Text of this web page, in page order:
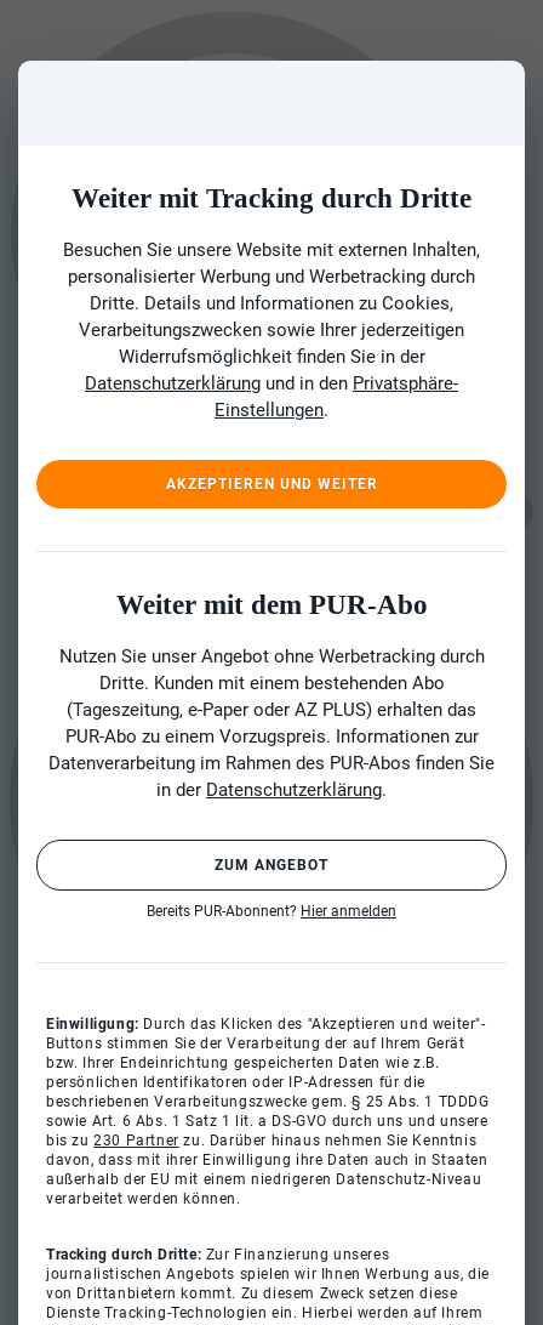
Weiter mit Tracking durch Dritte
Besuchen Sie unsere Website mit externen Inhalten,
personalisierter Werbung und Werbetracking durch
Dritte. Details und Informationen zu Cookies,
Verarbeitungszwecken sowie Ihrer jederzeitigen
Widerrufsmöglichkeit finden Sie in der
Datenschutzerklärung und in den Privatsphäre-
Einstellungen.
AKZEPTIEREN UND WEITER
Weiter mit dem PUR-Abo
Nutzen Sie unser Angebot ohne Werbetracking durch
Dritte. Kunden mit einem bestehenden Abo
(Tageszeitung, e-Paper oder AZ PLUS) erhalten das
PUR-Abo zu einem Vorzugspreis. Informationen zur
Datenverarbeitung im Rahmen des PUR-Abos finden Sie
in der Datenschutzerklärung.
ZUM ANGEBOT
Bereits PUR-Abonnent? Hier anmelden
Einwilligung: Durch das Klicken des "Akzeptieren und weiter"-
Buttons stimmen Sie der Verarbeitung der auf Ihrem Gerät
bzw. Ihrer Endeinrichtung gespeicherten Daten wie z.B.
persönlichen Identifikatoren oder IP-Adressen für die
beschriebenen Verarbeitungszwecke gem. § 25 Abs. 1 TDDDG
sowie Art. 6 Abs. 1 Satz 1 lit. a DS-GVO durch uns und unsere
bis zu230 Partner zu. Darüber hinaus nehmen Sie Kenntnis
davon, dass mit ihrer Einwilligung ihre Daten auch in Staaten
außerhalb der EU mit einem niedrigeren Datenschutz-Niveau
verarbeitet werden können.
Tracking durch Dritte: Zur Finanzierung unseres
journalistischen Angebots spielen wir Ihnen Werbung aus, die
von Drittanbietern kommt. Zu diesem Zweck setzen diese
Dienste Tracking-Technologien ein. Hierbei werden auf Ihrem